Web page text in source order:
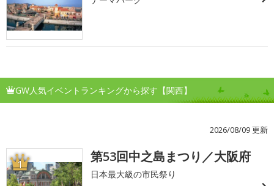
GW人気イベントランキングから探す【関西】
2026/08/09 更新
1 第53回中之島まつり／大阪府
日本最大級の市民祭り